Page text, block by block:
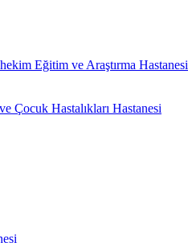
Eğitim ve Araştırma Hastanesi
Çocuk Hastalıkları Hastanesi